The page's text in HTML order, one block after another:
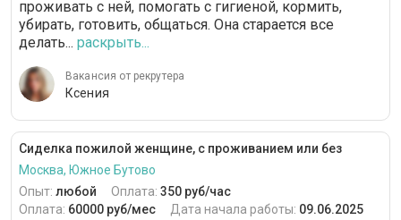
проживать с ней, помогать с гигиеной, кормить,
убирать, готовить, общаться. Она старается все
делать... раскрыть...
Вакансия от рекрутера
Ксения
Сиделка пожилой женщине, с проживанием или без
Москва, Южное Бутово
Опыт: любой Оплата: 350 руб/час
Оплата: 60000 руб/мес Дата начала работы: 09.06.2025